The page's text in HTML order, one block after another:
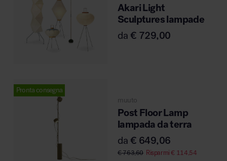
Akari Light
Sculptures lampade
da€ 729,00
Pronta consegna
muuto
Post Floor Lamp
lampada da terra
da€ 649,06
€763,60 Risparmi€ 114,54